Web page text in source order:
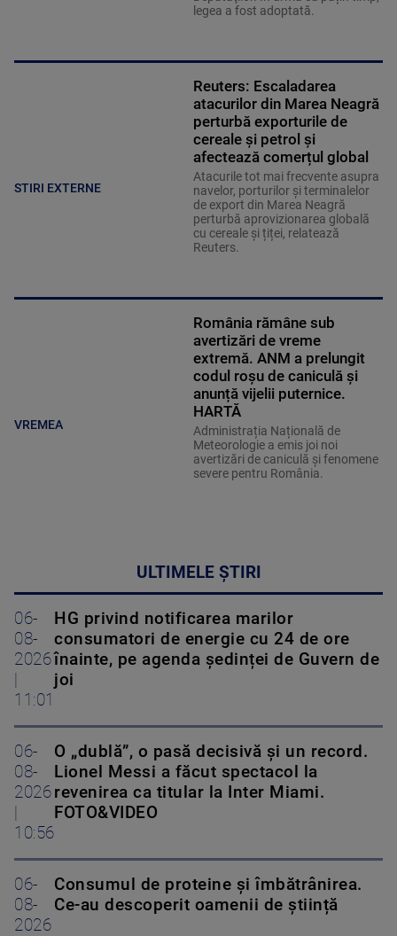
legea a fost adoptată.
STIRI EXTERNE
Reuters: Escaladarea
atacurilor din Marea Neagră
perturbă exporturile de
cereale și petrol și
afectează comerțul global
Atacurile tot mai frecvente asupra
navelor, porturilor și terminalelor
de export din Marea Neagră
perturbă aprovizionarea globală
cu cereale și țiței, relatează
Reuters.
VREMEA
România rămâne sub
avertizări de vreme
extremă. ANM a prelungit
codul roșu de caniculă și
anunță vijelii puternice.
HARTĂ
Administrația Națională de
Meteorologie a emis joi noi
avertizări de caniculă și fenomene
severe pentru România.
ULTIMELE ȘTIRI
06-
08-
2026
11:01
HG privind notificarea marilor
consumatori de energie cu 24 de ore
înainte, pe agenda ședinței de Guvern de
joi
06-
08-
2026
10:56
O „dublă”, o pasă decisivă și un record.
Lionel Messi a făcut spectacol la
revenirea ca titular la Inter Miami.
FOTO&VIDEO
06-
08-
2026
Consumul de proteine și îmbătrânirea.
Ce-au descoperit oamenii de știință